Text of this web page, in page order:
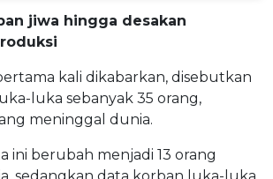
jiwa hingga desakan
kali dikabarkan, disebutkan
luka sebanyak 35 orang,
meninggal dunia.
ini berubah menjadi 13 orang